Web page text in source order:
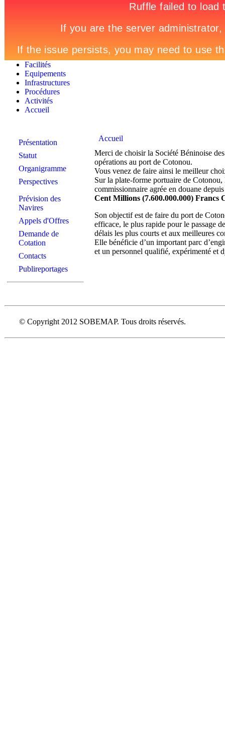
Facilités
Equipements
Infrastructures
Procédures
Activités
Accueil
Présentation
Statut
Organigramme
Perspectives
Prévision des
Navires
Appels d'Offres
Demande de
Cotation
Contacts
Publireportages
Accueil
Merci de choisir la Société Béninoise
opérations au port de Cotonou.
Vous venez de faire ainsi le meilleur
Sur la plate-forme portuaire de
commissionnaire agrée en douane
Cent Millions (7.600.000.000) Francs
Son objectif est de faire du port de
efficace, le plus rapide pour le passage
délais les plus courts et aux meilleures
Elle bénéficie d’un important parc
et un personnel qualifié, expérimenté et
© Copyright 2012 SOBEMAP. Tous droits réservés.